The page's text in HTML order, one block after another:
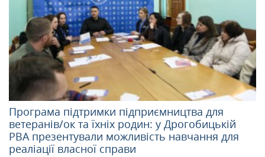
Програма підтримки підприємництва для
ветеранів/ок та їхніх родин: у Дрогобицькій
РВА презентували можливість навчання для
реаліації власної справи